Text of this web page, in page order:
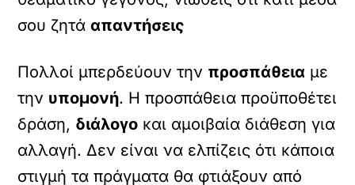
σου ζητάαπαντήσεις
Πολλοί μπερδεύουν την προσπάθεια με
την υπομονή. Η προσπάθεια προϋποθέτει
δράση, διάλογο και αμοιβαία διάθεση για
αλλαγή. Δεν είναι να ελπίζεις ότι κάποια
στιγμή τα πράγματα θα φτιάξουν από